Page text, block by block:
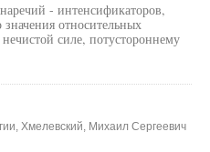
- интенсификаторов,
относительных
силе, потустороннему
Хмелевский, Михаил Сергеевич